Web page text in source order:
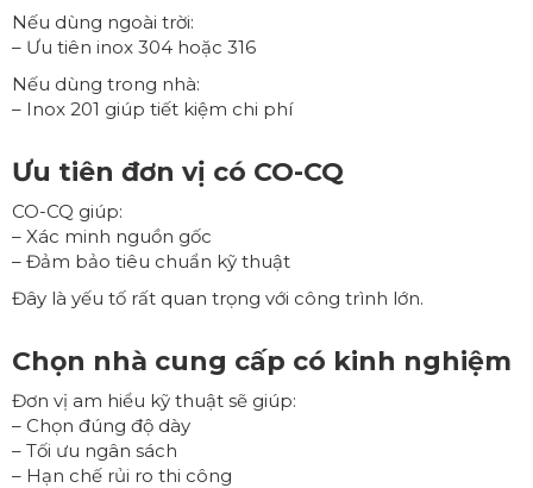
Nếu dùng ngoài trời:
– Ưu tiên inox 304 hoặc 316
Nếu dùng trong nhà:
– Inox 201 giúp tiết kiệm chi phí
Ưu tiên đơn vị có CO-CQ
CO-CQ giúp:
– Xác minh nguồn gốc
– Đảm bảo tiêu chuẩn kỹ thuật
Đây là yếu tố rất quan trọng với công trình lớn.
Chọn nhà cung cấp có kinh nghiệm
Đơn vị am hiểu kỹ thuật sẽ giúp:
– Chọn đúng độ dày
– Tối ưu ngân sách
– Hạn chế rủi ro thi công